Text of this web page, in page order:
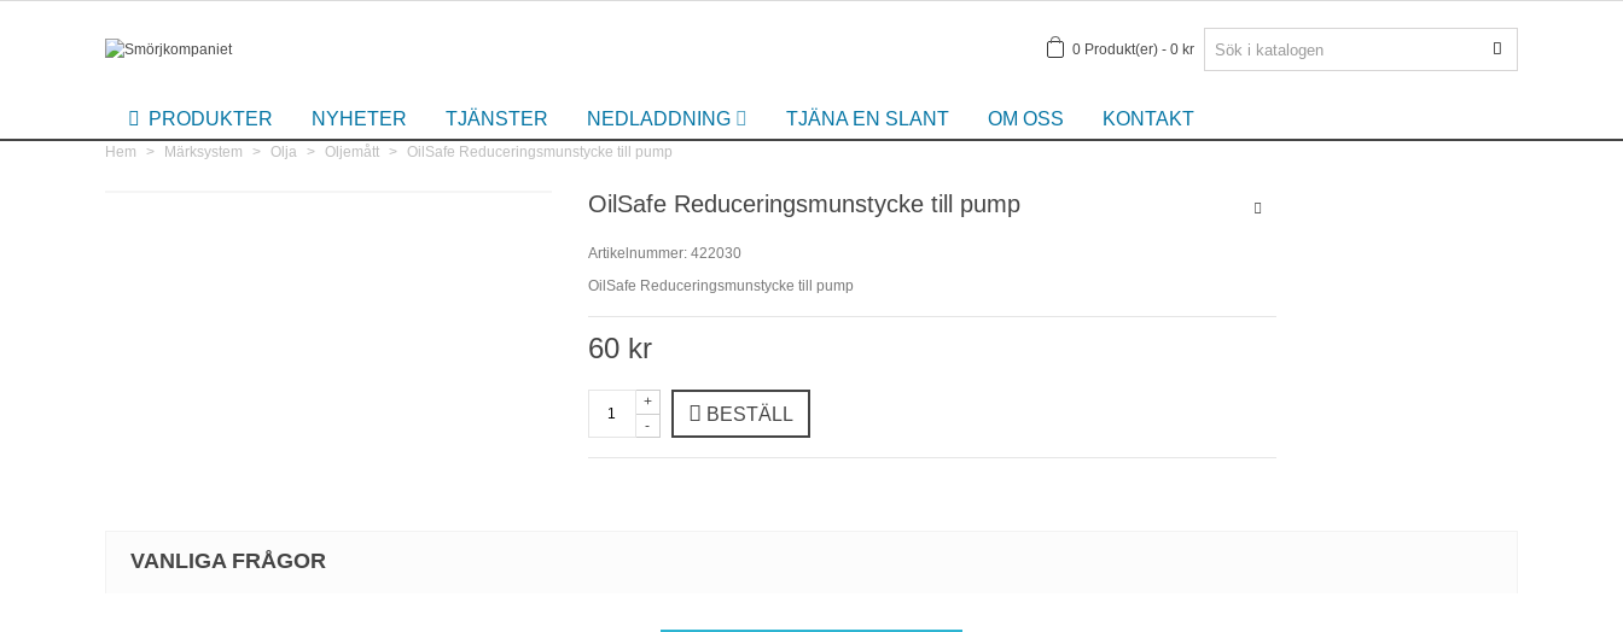
0 Produkt(er) - 0 kr
PRODUKTER NYHETER TJÄNSTER NEDLADDNING TJÄNA EN SLANT OM OSS KONTAKT
Hem > Märksystem > Olja > Oljemått > OilSafe Reduceringsmunstycke till pump
OilSafe Reduceringsmunstycke till pump
Artikelnummer: 422030
OilSafe Reduceringsmunstycke till pump
60 kr
-
+
BESTÄLL
VANLIGA FRÅGOR